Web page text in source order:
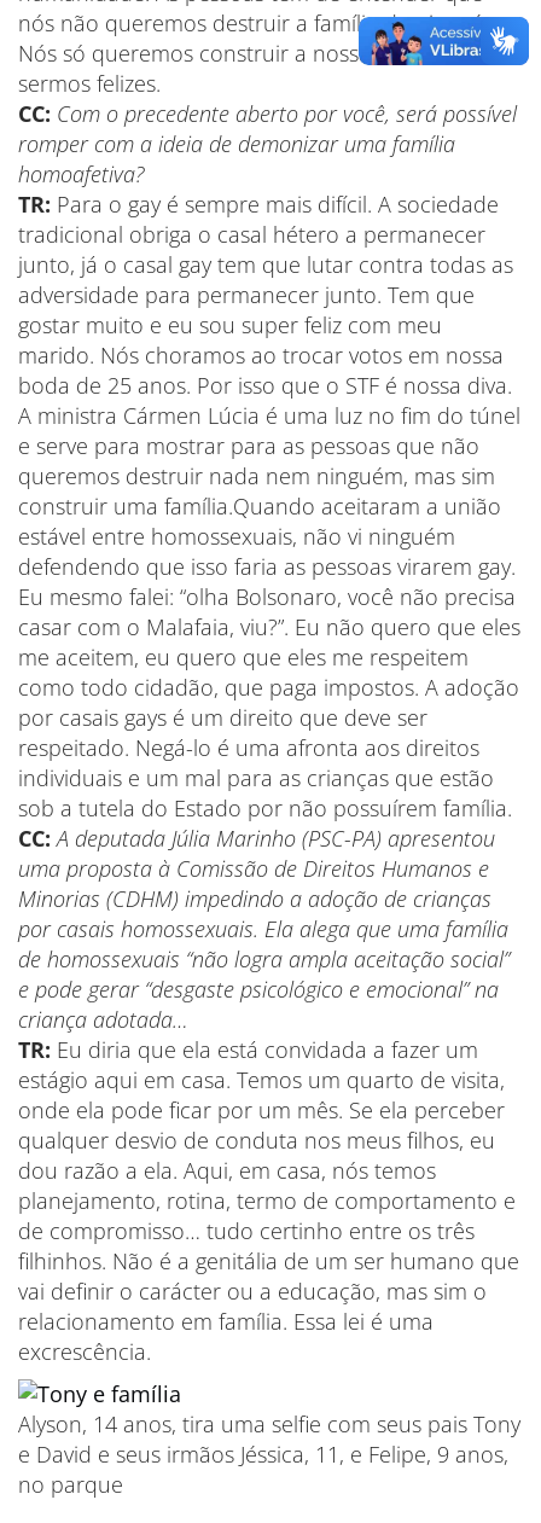
nós não queremos destruir a família de ninguém.
Nós só queremos construir a nossa família e
sermos felizes.
CC: Com o precedente aberto por você, será possível
romper com a ideia de demonizar uma família
homoafetiva?
TR: Para o gay é sempre mais difícil. A sociedade
tradicional obriga o casal hétero a permanecer
junto, já o casal gay tem que lutar contra todas as
adversidade para permanecer junto. Tem que
gostar muito e eu sou super feliz com meu
marido. Nós choramos ao trocar votos em nossa
boda de 25 anos. Por isso que o STF é nossa diva.
A ministra Cármen Lúcia é uma luz no fim do túnel
e serve para mostrar para as pessoas que não
queremos destruir nada nem ninguém, mas sim
construir uma família.Quando aceitaram a união
estável entre homossexuais, não vi ninguém
defendendo que isso faria as pessoas virarem gay.
Eu mesmo falei: “olha Bolsonaro, você não precisa
casar com o Malafaia, viu?”. Eu não quero que eles
me aceitem, eu quero que eles me respeitem
como todo cidadão, que paga impostos. A adoção
por casais gays é um direito que deve ser
respeitado. Negá-lo é uma afronta aos direitos
individuais e um mal para as crianças que estão
sob a tutela do Estado por não possuírem família.
CC:A deputada Júlia Marinho (PSC-PA) apresentou
uma proposta à Comissão de Direitos Humanos e
Minorias (CDHM) impedindo a adoção de crianças
por casais homossexuais. Ela alega que uma família
de homossexuais “não logra ampla aceitação social”
e pode gerar “desgaste psicológico e emocional” na
criança adotada…
TR: Eu diria que ela está convidada a fazer um
estágio aqui em casa. Temos um quarto de visita,
onde ela pode ficar por um mês. Se ela perceber
qualquer desvio de conduta nos meus filhos, eu
dou razão a ela. Aqui, em casa, nós temos
planejamento, rotina, termo de comportamento e
de compromisso… tudo certinho entre os três
filhinhos. Não é a genitália de um ser humano que
vai definir o carácter ou a educação, mas sim o
relacionamento em família. Essa lei é uma
excrescência.
Alyson, 14 anos, tira uma selfie com seus pais Tony
e David e seus irmãos Jéssica, 11, e Felipe, 9 anos,
no parque